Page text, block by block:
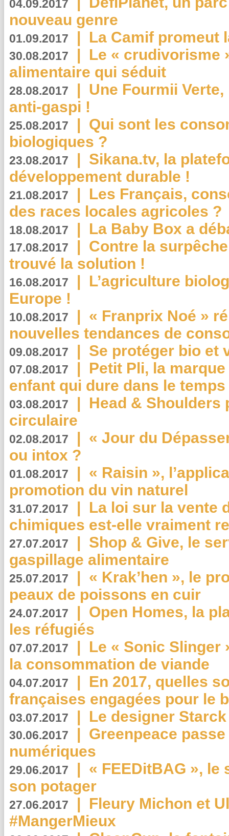
04.09.2017
nouveau genre
01.09.2017 | La Camif promeut
30.08.2017 | Le « crudivorisme
alimentaire qui séduit
28.08.2017 | Une Fourmii
anti-gaspi !
25.08.2017 | Qui sont les
biologiques ?
23.08.2017 | Sikana.tv, la
développement durable !
21.08.2017 | Les Français,
des races locales agricoles ?
18.08.2017 | La Baby Box a
17.08.2017 | Contre la
trouvé la solution !
16.08.2017 | L’agriculture
Europe !
10.08.2017 | « Franprix Noé »
nouvelles tendances de
09.08.2017 | Se protéger bio et
07.08.2017 | Petit Pli, la
enfant qui dure dans le temps
03.08.2017 | Head & Shoulders
circulaire
02.08.2017 | « Jour du
ou intox ?
01.08.2017 | « Raisin »,
promotion du vin naturel
31.07.2017 | La loi sur la vente
chimiques est-elle vraiment
27.07.2017 | Shop & Give, le
gaspillage alimentaire
25.07.2017 | « Krak’hen », le
peaux de poissons en cuir
24.07.2017 | Open Homes, la
les réfugiés
07.07.2017 | Le « Sonic Slinger
la consommation de viande
04.07.2017 | En 2017, quelles
françaises engagées pour le
03.07.2017 | Le designer
30.06.2017 | Greenpeace
numériques
29.06.2017 | « FEEDitBAG », le
son potager
27.06.2017 | Fleury Michon et
#MangerMieux